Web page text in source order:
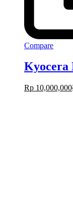
Compare
Kyocera
Rp 10,000,000